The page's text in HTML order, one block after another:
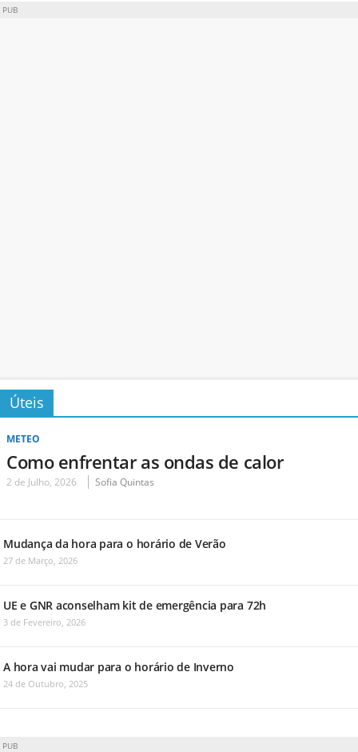
PUB
Úteis
METEO
Como enfrentar as ondas de calor
2 de Julho, 2026 Sofia Quintas
Mudança da hora para o horário de Verão
27 de Março, 2026
UE e GNR aconselham kit de emergência para 72h
3 de Fevereiro, 2026
A hora vai mudar para o horário de Inverno
24 de Outubro, 2025
PUB